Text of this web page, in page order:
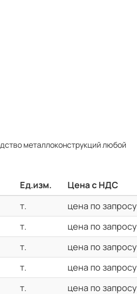
металлоконструкций любой
Ед.изм.
Цена с НДС
т.
цена по запросу
т.
цена по запросу
т.
цена по запросу
т.
цена по запросу
т.
цена по запросу